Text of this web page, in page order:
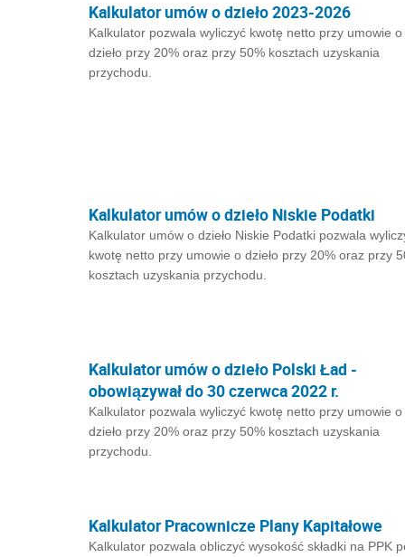
Kalkulator umów o dzieło 2023-2026
Kalkulator pozwala wyliczyć kwotę netto przy umowie o
dzieło przy 20% oraz przy 50% kosztach uzyskania
przychodu.
Kalkulator umów o dzieło Niskie Podatki
Kalkulator umów o dzieło Niskie Podatki pozwala
kwotę netto przy umowie o dzieło przy 20% oraz przy
kosztach uzyskania przychodu.
Kalkulator umów o dzieło Polski Ład -
obowiązywał do 30 czerwca 2022 r.
Kalkulator pozwala wyliczyć kwotę netto przy umowie o
dzieło przy 20% oraz przy 50% kosztach uzyskania
przychodu.
Kalkulator Pracownicze Plany Kapitałowe
Kalkulator pozwala obliczyć wysokość składki na PPK